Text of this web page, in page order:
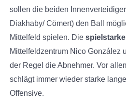
sollen die beiden
Diakhaby/ Cömert) den Ball
Mittelfeld spielen. Die
Mittelfeldzentrum Nico González
der Regel die Abnehmer. Vor
schlägt immer wieder starke
Offensive.